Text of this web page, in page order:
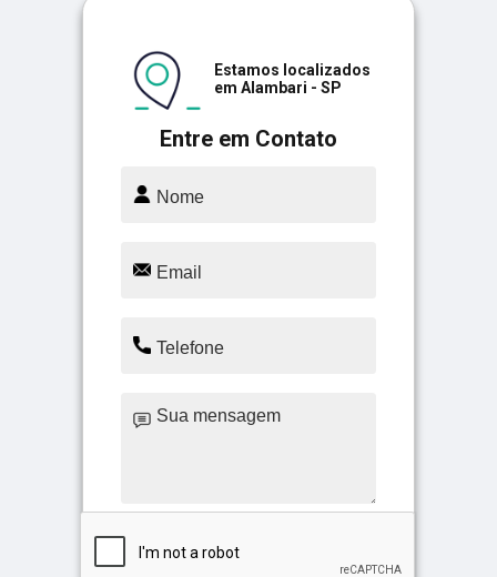
Entre em Contato
Estamos localizados
em Alambari - SP